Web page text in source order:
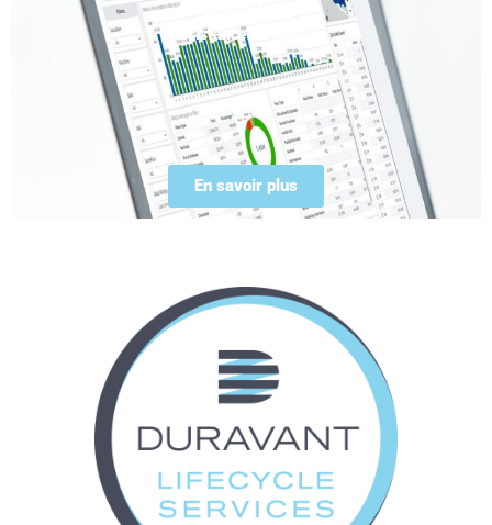
Duravant ONSIGHT
Assistance à distance
En savoir plus